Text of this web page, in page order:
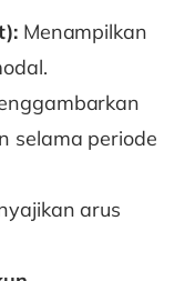
Menampilkan
selama periode
arus